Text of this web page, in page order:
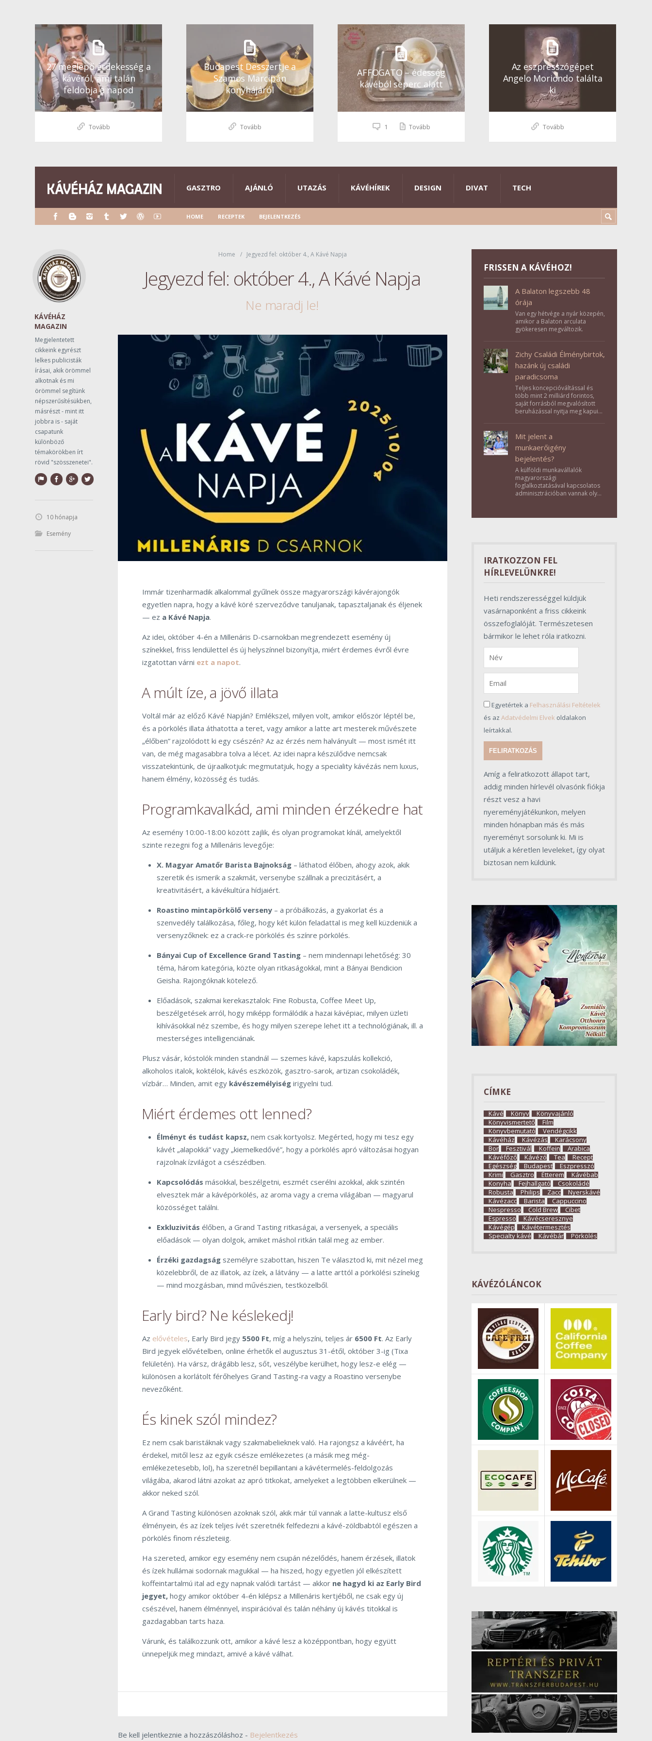
27 meglepő érdekesség a
kávéról, ami talán
feldobja a napod
Tovább
Budapest Desszertje a
Szamos Marcipán
konyhájáról
Tovább
AFFOGATO – édesség
kávéból seperc alatt
1 Tovább
Az eszpresszógépet
Angelo Moriondo találta
ki
Tovább
GASZTRO AJÁNLÓ UTAZÁS KÁVÉHÍREK DESIGN DIVAT TECH
HOME RECEPTEK BEJELENTKEZÉS
Home Jegyezd fel: október 4., A Kávé Napja
Jegyezd fel: október 4., A Kávé Napja
Ne maradj le!
Immár tizenharmadik alkalommal gyűlnek össze magyarországi kávérajongók
egyetlen napra, hogy a kávé köré szerveződve tanuljanak, tapasztaljanak és éljenek
— ez a Kávé Napja.
Az idei, október 4-én a Millenáris D-csarnokban megrendezett esemény új
színekkel, friss lendülettel és új helyszínnel bizonyítja, miért érdemes évről évre
izgatottan várni ezt a napot.
A múlt íze, a jövő illata
Voltál már az előző Kávé Napján? Emlékszel, milyen volt, amikor először léptél be,
és a pörkölés illata áthatotta a teret, vagy amikor a latte art mesterek művészete
„élőben” rajzolódott ki egy csészén? Az az érzés nem halványult — most ismét itt
van, de még magasabbra tolva a lécet. Az idei napra készülődve nemcsak
visszatekintünk, de újraalkotjuk: megmutatjuk, hogy a speciality kávézás nem luxus,
hanem élmény, közösség és tudás.
Programkavalkád, ami minden érzékedre hat
Az esemény 10:00-18:00 között zajlik, és olyan programokat kínál, amelyektől
szinte rezegni fog a Millenáris levegője:
X. Magyar Amatőr Barista Bajnokság – láthatod élőben, ahogy azok, akik
szeretik és ismerik a szakmát, versenybe szállnak a precizitásért, a
kreativitásért, a kávékultúra hídjaiért.
Roastino mintapörkölő verseny – a próbálkozás, a gyakorlat és a
szenvedély találkozása, főleg, hogy két külön feladattal is meg kell küzdeniük a
versenyzőknek: ez a crack-re pörkölés és színre pörkölés.
Bányai Cup of Excellence Grand Tasting – nem mindennapi lehetőség: 30
téma, három kategória, közte olyan ritkaságokkal, mint a Bányai Bendicion
Geisha. Rajongóknak kötelező.
Előadások, szakmai kerekasztalok: Fine Robusta, Coffee Meet Up,
beszélgetések arról, hogy miképp formálódik a hazai kávépiac, milyen üzleti
kihívásokkal néz szembe, és hogy milyen szerepe lehet itt a technológiának, ill. a
mesterséges intelligenciának.
Plusz vásár, kóstolók minden standnál — szemes kávé, kapszulás kollekció,
alkoholos italok, koktélok, kávés eszközök, gasztro-sarok, artizan csokoládék,
vízbár… Minden, amit egy kávészemélyiség irigyelni tud.
Miért érdemes ott lenned?
Élményt és tudást kapsz, nem csak kortyolsz. Megérted, hogy mi tesz egy
kávét „alapokká” vagy „kiemelkedővé”, hogy a pörkölés apró változásai hogyan
rajzolnak ízvilágot a csészédben.
Kapcsolódás másokkal, beszélgetni, eszmét cserélni azokkal, akik szintén
elvesztek már a kávépörkölés, az aroma vagy a crema világában — magyarul
közösséget találni.
Exkluzivitás élőben, a Grand Tasting ritkaságai, a versenyek, a speciális
előadások — olyan dolgok, amiket máshol ritkán talál meg az ember.
Érzéki gazdagság személyre szabottan, hiszen Te választod ki, mit nézel meg
közelebbről, de az illatok, az ízek, a látvány — a latte arttól a pörkölési színekig
— mind mozgásban, mind művészien, testközelből.
Early bird? Ne késlekedj!
Az elővételes, Early Bird jegy 5500 Ft, míg a helyszíni, teljes ár 6500 Ft. Az Early
Bird jegyek elővételben, online érhetők el augusztus 31-étől, október 3-ig (Tixa
felületén). Ha vársz, drágább lesz, sőt, veszélybe kerülhet, hogy lesz-e elég —
különösen a korlátolt férőhelyes Grand Tasting-ra vagy a Roastino versenybe
nevezőként.
És kinek szól mindez?
Ez nem csak baristáknak vagy szakmabelieknek való. Ha rajongsz a kávéért, ha
érdekel, mitől lesz az egyik csésze emlékezetes (a másik meg még-
emlékezetesebb, lol), ha szeretnél bepillantani a kávétermelés-feldolgozás
világába, akarod látni azokat az apró titkokat, amelyeket a legtöbben elkerülnek —
akkor neked szól.
A Grand Tasting különösen azoknak szól, akik már túl vannak a latte-kultusz első
élményein, és az ízek teljes ívét szeretnék felfedezni a kávé-zöldbabtól egészen a
pörkölés finom részleteiig.
Ha szereted, amikor egy esemény nem csupán nézelődés, hanem érzések, illatok
és ízek hullámai sodornak magukkal — ha hiszed, hogy egyetlen jól elkészített
koffeintartalmú ital ad egy napnak valódi tartást — akkor ne hagyd ki az Early Bird
jegyet, hogy amikor október 4-én kilépsz a Millenáris kertjéből, ne csak egy új
csészével, hanem élménnyel, inspirációval és talán néhány új kávés titokkal is
gazdagabban tarts haza.
Várunk, és találkozzunk ott, amikor a kávé lesz a középpontban, hogy együtt
ünnepeljük meg mindazt, amivé a kávé válhat.
Be kell jelentkeznie a hozzászóláshoz - Bejelentkezés
KÁVÉHÁZ
MAGAZIN
Megjelentetett
cikkeink egyrészt
lelkes publicisták
írásai, akik örömmel
alkotnak és mi
örömmel segítünk
népszerűsítésükben,
másrészt - mint itt
jobbra is - saját
csapatunk
különböző
témakörökben írt
rövid "szösszenetei".
10 hónapja
Esemény
FRISSEN A KÁVÉHOZ!
A Balaton legszebb 48
órája
Van egy hétvége a nyár közepén,
amikor a Balaton arculata
gyökeresen megváltozik.
Zichy Családi Élménybirtok,
hazánk új családi
paradicsoma
Teljes koncepcióváltással és
több mint 2 milliárd forintos,
saját forrásból megvalósított
beruházással nyitja meg kapuit a
Élménybirtok a mai napon.
Mit jelent a
munkaerőigény
bejelentés?
A külföldi munkavállalók
magyarországi
foglalkoztatásával kapcsolatos
adminisztrációban vannak olyan
valójában azonban
IRATKOZZON FEL
HÍRLEVELÜNKRE!
Heti rendszerességgel küldjük
vasárnaponként a friss cikkeink
összefoglalóját. Természetesen
bármikor le lehet róla iratkozni.
Egyetértek a Felhasználási Feltételek
és az Adatvédelmi Elvek oldalakon
leírtakkal.
FELIRATKOZÁS
Amíg a feliratkozott állapot tart,
addig minden hírlevél olvasónk fiókja
részt vesz a havi
nyereményjátékunkon, melyen
minden hónapban más és más
nyereményt sorsolunk ki. Mi is
utáljuk a kéretlen leveleket, így olyat
biztosan nem küldünk.
CÍMKE
Kávé Könyv
Könyvajánló
Könyvismertető
Film
Könyvbemutató
Vendégcikk
Kávéház
Kávézás
Karácsony
Bor
Fesztivál Koffein
Arabica
Kávéfőző
Kávézó Tea
Recept
Egészség
Budapest
Eszpresszó
Krimi
Gasztro Étterem
Kávébab
Konyha
Fejhallgató
Csokoládé
Robusta
Philips Zacc
Nyerskávé
Kávézacc
Barista
Cappuccino
Nespresso
Cold Brew
Cibet
Espresso
Kávécseresznye
Kávégép
Kávétermesztés
Specialty kávé
Kávébár Pörkölés
KÁVÉZÓLÁNCOK